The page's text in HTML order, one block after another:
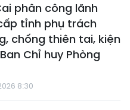
phân công lãnh
tỉnh phụ trách
chống thiên tai, kiện
Chỉ huy Phòng
8:30